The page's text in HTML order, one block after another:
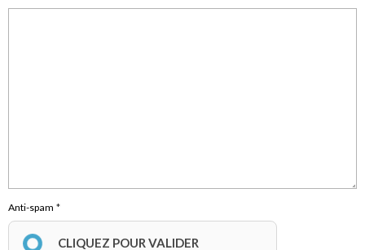
Anti-spam
CLIQUEZ POUR VALIDER